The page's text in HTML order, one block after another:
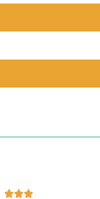
